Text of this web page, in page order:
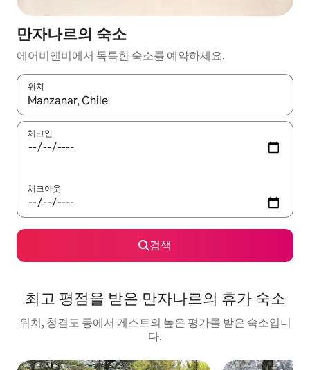
만자나르의 숙소
에어비앤비에서 독특한 숙소를 예약하세요.
위치
결과가 나오면 위·아래 화살표 키를 사용하거나 터치 또는 스와이
체크인
체크아웃
검색
최고 평점을 받은 만자나르의 휴가 숙소
위치, 청결도 등에서 게스트의 높은 평가를 받은 숙소입니
다.